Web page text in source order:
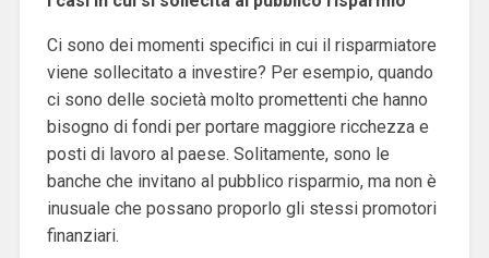
Ci sono dei momenti specifici in cui il risparmiatore
viene sollecitato a investire? Per esempio, quando
ci sono delle società molto promettenti che hanno
bisogno di fondi per portare maggiore ricchezza e
posti di lavoro al paese. Solitamente, sono le
banche che invitano al pubblico risparmio, ma non è
inusuale che possano proporlo gli stessi promotori
finanziari.